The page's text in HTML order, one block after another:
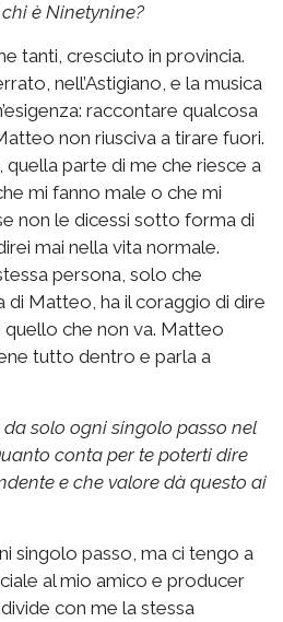
è Ninetynine?
tanti, cresciuto in provincia.
nell’Astigiano, e la musica
raccontare qualcosa
non riusciva a tirare fuori.
parte di me che riesce a
mi fanno male o che mi
non le dicessi sotto forma di
mai nella vita normale.
persona, solo che
di Matteo, ha il coraggio di dire
che non va. Matteo
tutto dentro e parla a
solo ogni singolo passo nel
conta per te poterti dire
e che valore dà questo ai
singolo passo, ma ci tengo a
al mio amico e producer
con me la stessa